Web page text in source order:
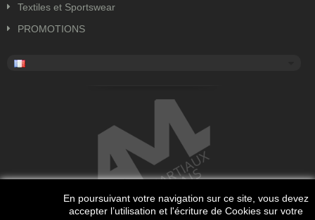
Textiles et Sportswear
PROMOTIONS
En poursuivant votre navigation sur ce site, vous devez
accepter l’utilisation et l'écriture de Cookies sur votre